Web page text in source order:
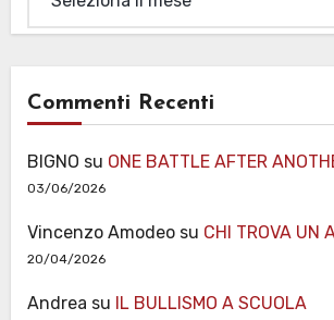
Commenti Recenti
BIGNO su ONE BATTLE AFTER
03/06/2026
Vincenzo Amodeosu CHI TROVA UN
20/04/2026
Andrea su IL BULLISMO A SCUOLA